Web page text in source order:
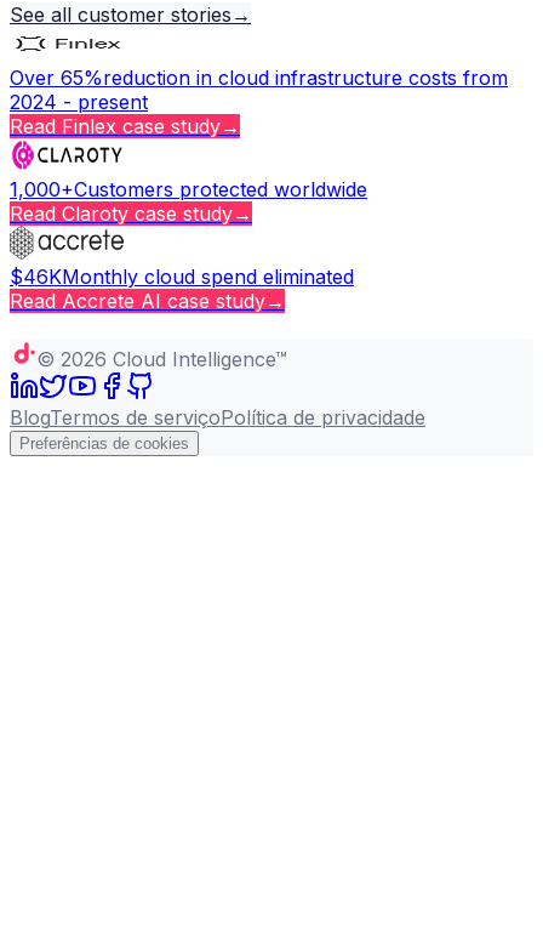
See all customer stories →
Over 65%reduction in cloud infrastructure costs from
2024 - present
Read Finlex case study→
1,000+Customers protected worldwide
Read Claroty case study→
$46KMonthly cloud spend eliminated
Read Accrete AI case study→
© 2026 Cloud Intelligence™
BlogTermos de serviçoPolítica de privacidade
Preferências de cookies